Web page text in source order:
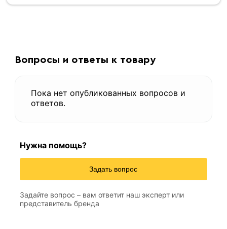
Вопросы и ответы к товару
Пока нет опубликованных вопросов и
ответов.
Нужна помощь?
Задать вопрос
Задайте вопрос – вам ответит наш эксперт или
представитель бренда